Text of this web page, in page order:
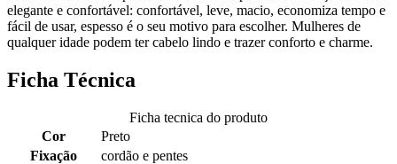
elegante e confortável: confortável, leve, macio, economiza tempo e
fácil de usar, espesso é o seu motivo para escolher. Mulheres de
qualquer idade podem ter cabelo lindo e trazer conforto e charme.
Ficha Técnica
Ficha tecnica do produto
Cor
Preto
Fixação
cordão e pentes